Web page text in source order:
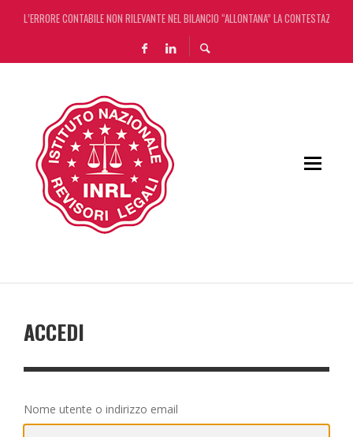
L’ERRORE CONTABILE NON RILEVANTE NEL BILANCIO “ALLONTANA” LA CONTESTAZIONE
DECRETO OMNIBUS: CON IL CONCORDATO UNO ‘SCUDO’ FISCALE DI 4 ANNI
CHIUSURA ESTIVA DELLA RASSEGNA STAMPA INRL: DAL 10 AL 24 AGOSTO
ACCEDI
Nome utente o indirizzo email